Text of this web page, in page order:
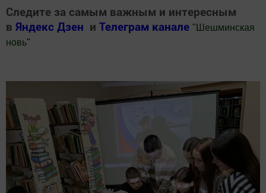
Следите за самым важным и интересным
в Яндекс Дзен и Телеграм канале " Шешминская
новь"